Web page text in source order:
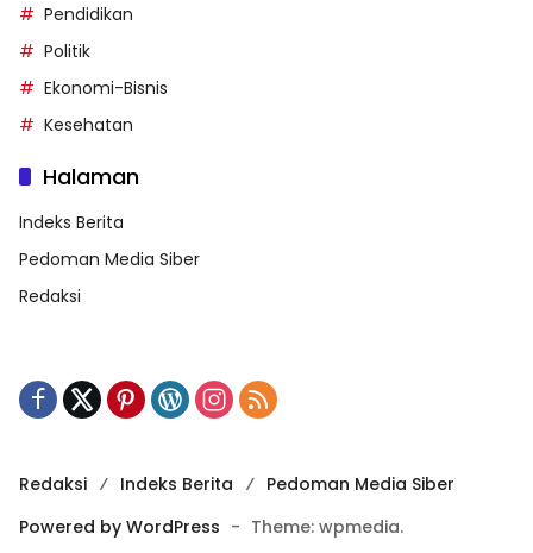
Pendidikan
Politik
Ekonomi-Bisnis
Kesehatan
Halaman
Indeks Berita
Pedoman Media Siber
Redaksi
Redaksi Indeks Berita
Pedoman Media Siber
Powered by WordPress - Theme: wpmedia.